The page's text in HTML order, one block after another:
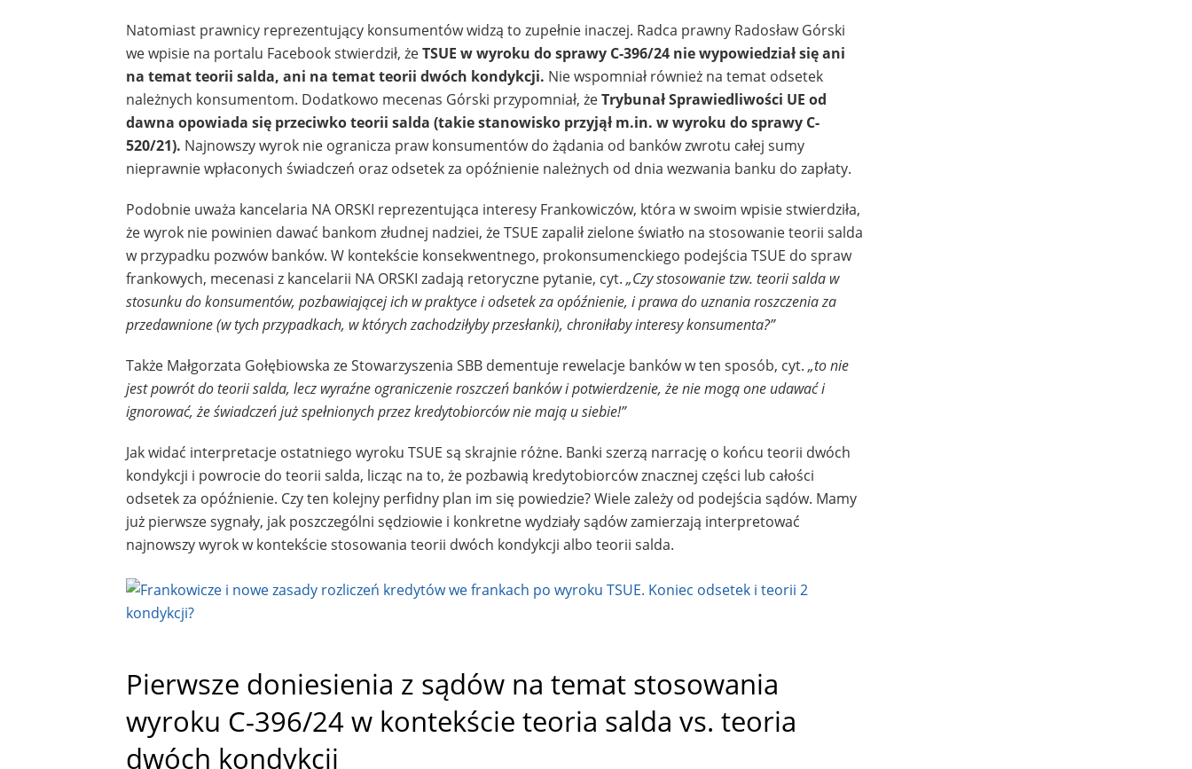
Natomiast prawnicy reprezentujący konsumentów widzą to zupełnie inaczej. Radca prawny Radosław Górski
we wpisie na portalu Facebook stwierdził, żeTSUE w wyroku do sprawy C-396/24 nie wypowiedział się ani
na temat teorii salda, ani na temat teorii dwóch kondykcji. Nie wspomniał również na temat odsetek
należnych konsumentom. Dodatkowo mecenas Górski przypomniał, żeTrybunał Sprawiedliwości UE od
dawna opowiada się przeciwko teorii salda (takie stanowisko przyjął m.in. w wyroku do sprawy C-
520/21). Najnowszy wyrok nie ogranicza praw konsumentów do żądania od banków zwrotu całej sumy
nieprawnie wpłaconych świadczeń oraz odsetek za opóźnienie należnych od dnia wezwania banku do zapłaty.
Podobnie uważa kancelaria NA ORSKI reprezentująca interesy Frankowiczów, która w swoim wpisie stwierdziła,
że wyrok nie powinien dawać bankom złudnej nadziei, że TSUE zapalił zielone światło na stosowanie teorii salda
w przypadku pozwów banków. W kontekście konsekwentnego, prokonsumenckiego podejścia TSUE do spraw
frankowych, mecenasi z kancelarii NA ORSKI zadają retoryczne pytanie, cyt. „Czy stosowanie tzw. teorii salda w
stosunku do konsumentów, pozbawiającej ich w praktyce i odsetek za opóźnienie, i prawa do uznania roszczenia za
przedawnione (w tych przypadkach, w których zachodziłyby przesłanki), chroniłaby interesy konsumenta?”
Także Małgorzata Gołębiowska ze Stowarzyszenia SBB dementuje rewelacje banków w ten sposób, cyt. „to nie
jest powrót do teorii salda, lecz wyraźne ograniczenie roszczeń banków i potwierdzenie, że nie mogą one udawać i
ignorować, że świadczeń już spełnionych przez kredytobiorców nie mają u siebie!”
Jak widać interpretacje ostatniego wyroku TSUE są skrajnie różne. Banki szerzą narrację o końcu teorii dwóch
kondykcji i powrocie do teorii salda, licząc na to, że pozbawią kredytobiorców znacznej części lub całości
odsetek za opóźnienie. Czy ten kolejny perfidny plan im się powiedzie? Wiele zależy od podejścia sądów. Mamy
już pierwsze sygnały, jak poszczególni sędziowie i konkretne wydziały sądów zamierzają interpretować
najnowszy wyrok w kontekście stosowania teorii dwóch kondykcji albo teorii salda.
Pierwsze doniesienia z sądów na temat stosowania
wyroku C-396/24 w kontekście teoria salda vs. teoria
dwóch kondykcji